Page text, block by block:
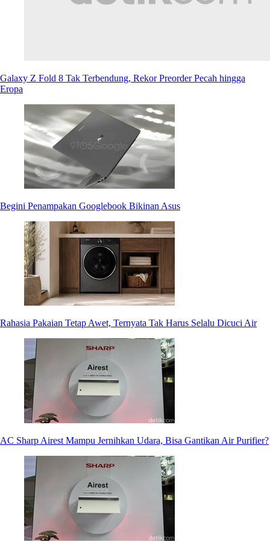
Galaxy Z Fold 8 Tak Terbendung, Rekor Preorder Pecah hingga
Eropa
Begini Penampakan Googlebook Bikinan Asus
Rahasia Pakaian Tetap Awet, Ternyata Tak Harus Selalu Dicuci Air
AC Sharp Airest Mampu Jernihkan Udara, Bisa Gantikan Air Purifier?